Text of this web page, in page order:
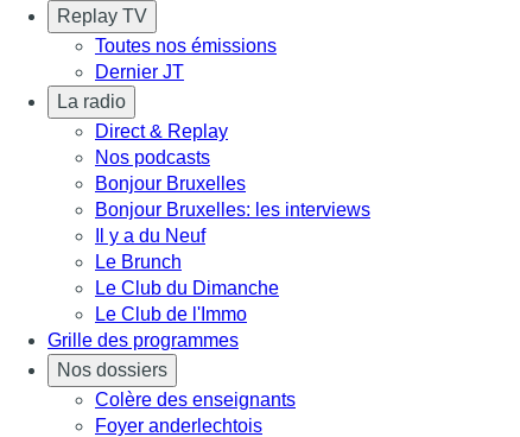
Replay TV
Toutes nos émissions
Dernier JT
La radio
Direct & Replay
Nos podcasts
Bonjour Bruxelles
Bonjour Bruxelles: les interviews
Il y a du Neuf
Le Brunch
Le Club du Dimanche
Le Club de l'Immo
Grille des programmes
Nos dossiers
Colère des enseignants
Foyer anderlechtois